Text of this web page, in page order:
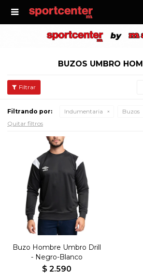

BUZOS UMBRO
Filtrando por: Indumentaria Buzos
Quitar filtros
Buzo Hombre Umbro Drill
- Negro-Blanco
$ 2.590